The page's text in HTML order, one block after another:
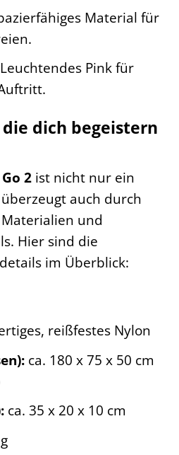
Material für
Pink für
dich begeistern
2 ist nicht nur ein
auch durch
und
Hier sind die
im Überblick:
reißfestes Nylon
ca. 180 x 75 x 50 cm
ca. 35 x 20 x 10 cm